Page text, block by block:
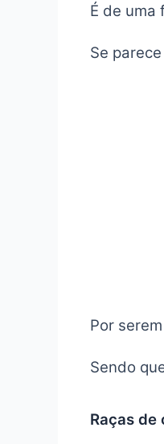
É de uma
Se
Por
Sendo
Raças de